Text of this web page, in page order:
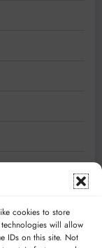
cookies to store
will allow
IDs on this site. Not